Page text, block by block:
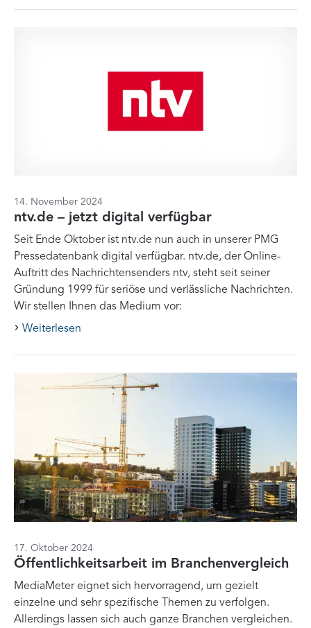
14. November 2024
ntv.de – jetzt digital verfügbar
Seit Ende Oktober ist ntv.de nun auch in unserer PMG
Pressedatenbank digital verfügbar. ntv.de, der Online-
Auftritt des Nachrichtensenders ntv, steht seit seiner
Gründung 1999 für seriöse und verlässliche Nachrichten.
Wir stellen Ihnen das Medium vor:
Weiterlesen
17. Oktober 2024
Öffentlichkeitsarbeit im Branchenvergleich
MediaMeter eignet sich hervorragend, um gezielt
einzelne und sehr spezifische Themen zu verfolgen.
Allerdings lassen sich auch ganze Branchen vergleichen.